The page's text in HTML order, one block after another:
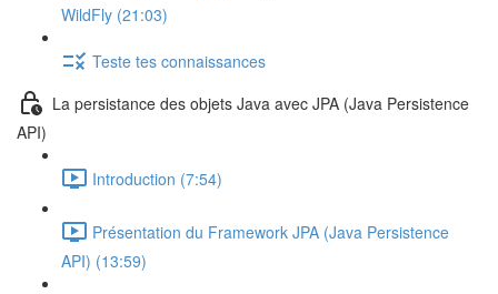
WildFly (21:03)
Teste tes connaissances
La persistance des objets Java avec JPA (Java Persistence
API)
Introduction (7:54)
Présentation du Framework JPA (Java Persistence
API) (13:59)